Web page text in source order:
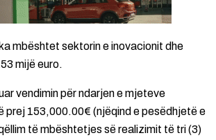
mbështet sektorin e inovacionit dhe
mijë euro.
vendimin për ndarjen e mjeteve
prej 153,000.00€ (njëqind e pesëdhjetë e
të mbështetjes së realizimit të tri (3)